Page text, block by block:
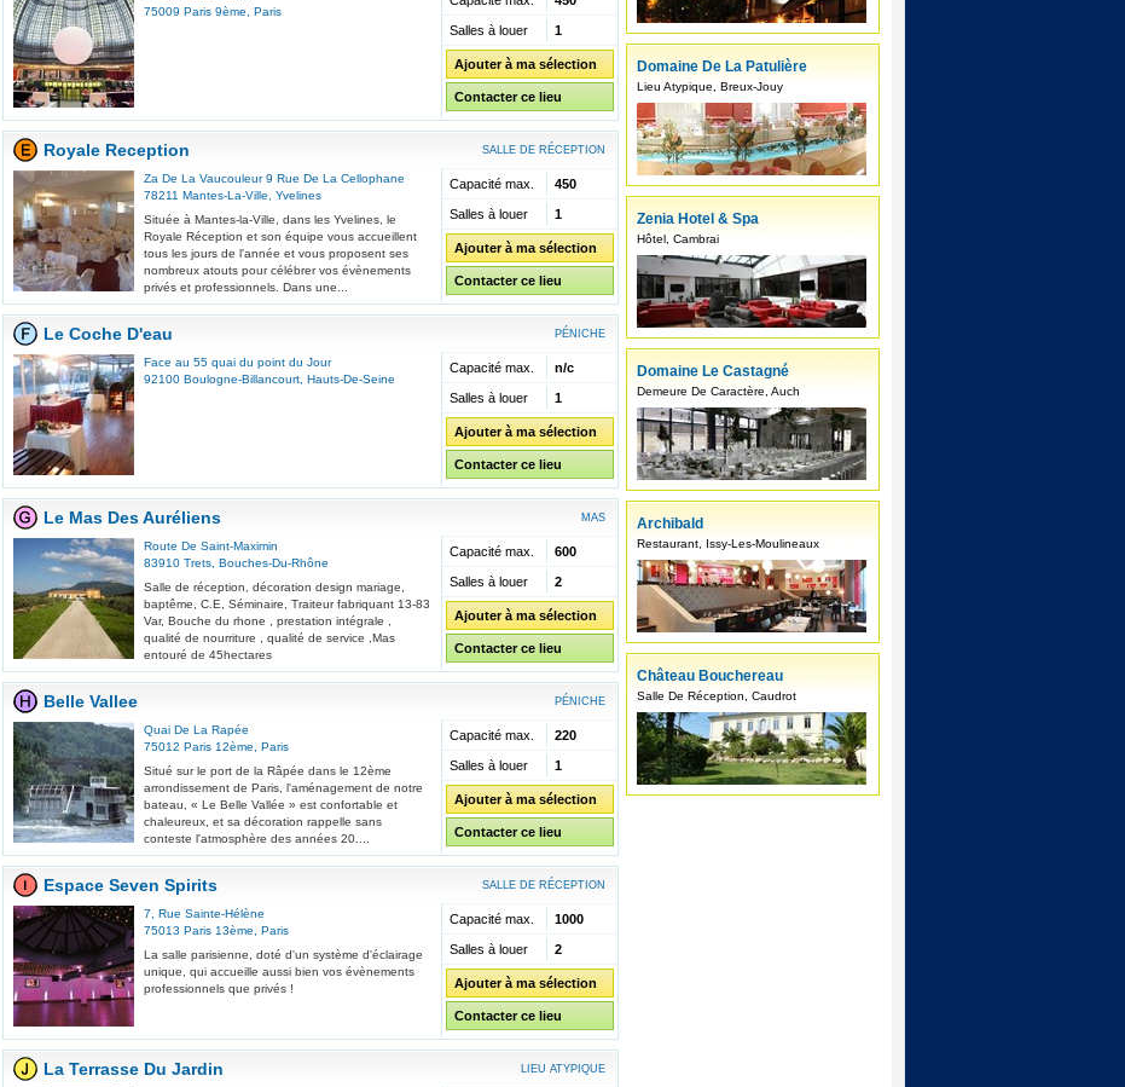
75009 Paris 9ème Paris
Salles à louer 1
Ajouter à ma sélection
Contacter ce lieu
Royale Reception SALLE DE RÉCEPTION
Za De La Vaucouleur 9 Rue De La Cellophane
78211 Mantes-La-Ville
Yvelines
Située à Mantes-la-Ville, dans les Yvelines, le
Royale Réception et son équipe vous accueillent
tous les jours de l'année et vous proposent ses
nombreux atouts pour célébrer vos évènements
privés et professionnels. Dans une...
Capacité max. 450
Salles à louer 1
Ajouter à ma sélection
Contacter ce lieu
Le Coche D'eau PÉNICHE
Face au 55 quai du point du Jour
92100 Boulogne-Billancourt Hauts-De-Seine
Capacité max. n/c
Salles à louer 1
Ajouter à ma sélection
Contacter ce lieu
Le Mas Des Auréliens MAS
Route De Saint-Maximin
83910 Trets Bouches-Du-Rhône
Salle de réception, décoration design mariage,
baptême, C.E, Séminaire, Traiteur fabriquant 13-83
Var, Bouche du rhone , prestation intégrale ,
qualité de nourriture , qualité de service ,Mas
entouré de 45hectares
Capacité max. 600
Salles à louer 2
Ajouter à ma sélection
Contacter ce lieu
Belle Vallee PÉNICHE
Quai De La Rapée
75012 Paris 12ème
Paris
Situé sur le port de la Râpée dans le 12ème
arrondissement de Paris, l'aménagement de notre
bateau, « Le Belle Vallée » est confortable et
chaleureux, et sa décoration rappelle sans
conteste l'atmosphère des années 20....
Capacité max. 220
Salles à louer 1
Ajouter à ma sélection
Contacter ce lieu
Espace Seven Spirits SALLE DE RÉCEPTION
7, Rue Sainte-Hélène
75013 Paris 13ème
Paris
La salle parisienne, doté d'un système d'éclairage
unique, qui accueille aussi bien vos évènements
professionnels que privés !
Capacité max. 1000
Salles à louer 2
Ajouter à ma sélection
Contacter ce lieu
La Terrasse Du Jardin LIEU ATYPIQUE
Domaine De La Patulière
Lieu Atypique, Breux-Jouy
Zenia Hotel & Spa
Hôtel, Cambrai
Domaine Le Castagné
Demeure De Caractère, Auch
Archibald
Restaurant, Issy-Les-Moulineaux
Château Bouchereau
Salle De Réception, Caudrot